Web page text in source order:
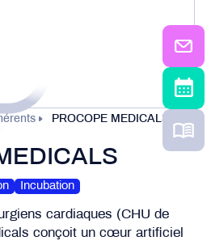
PROCOPE MEDICALS
Incubation
cardiaques (CHU de
conçoit un cœur artificiel